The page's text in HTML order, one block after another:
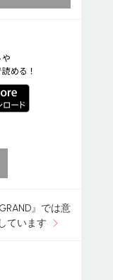
める！
』では意
ています